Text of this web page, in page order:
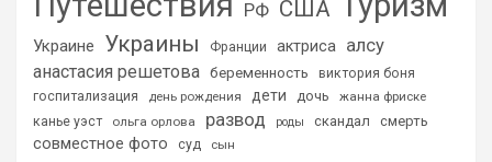
РФ США
Украине Украины Франции актриса алсу
анастасия решетова беременность
виктория боня
госпитализация
день рождения дети дочь
жанна фриске
канье уэст
ольга орлова развод роды скандал смерть
совместное фото суд сын